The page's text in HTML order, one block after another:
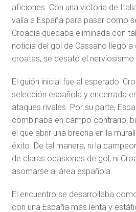
aficiones. Con una victoria de
valía a España para pasar como
Croacia quedaba eliminada con
noticia del gol de Cassano llegó
croatas, se desató el nerviosismo.
El guión inicial fue el esperado:
selección española y encerrada
ataques rivales. Por su parte,
combinaba en campo contrario,
el que abrir una brecha en la
éxito. De tal manera, ni la
de claras ocasiones de gol, ni
asomarse al área española.
El encuentro se desarrollaba
con una España más lenta y